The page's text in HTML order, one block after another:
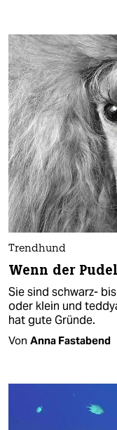
Trendhund
Wenn der
Sie sind schwarz-
oder klein und
hat gute Gründe.
Von Anna Fastabend